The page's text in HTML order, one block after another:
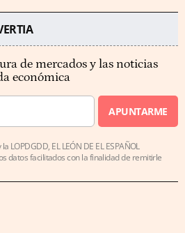
de mercados y las noticias
económica
APUNTARME
LOPDGDD, EL LEÓN DE EL ESPAÑOL
datos facilitados con la finalidad de remitirle